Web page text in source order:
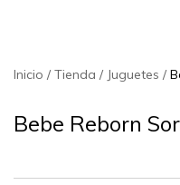
Inicio Tienda Juguetes
Bebe Reborn